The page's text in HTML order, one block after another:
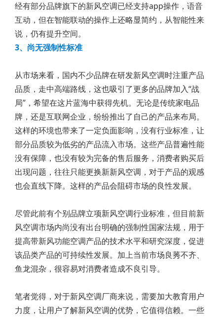
经有部分品牌旗下的新风空调已经支持app操作，语音
互动，但在智能联动的操作上还略显简约，从智能性来
说，仍有提升空间。
3、尚无强制性标准
从市场来看，国内不少品牌在研发新风空调时注重产品
品质，走中高端路线，这也吸引了更多的品牌加入“战
局”，希望在这片蓝海中获得先机。无论是传统家电品
牌，还是互联网企业，纷纷推出了自己的产品来布局。
这样的环境也带来了一定负面影响，没有行业标准，让
部分品质较为低劣的产品流入市场。这些产品普遍性能
没有保障，也没有较为完备的售后服务，消费者购买后
出现问题，往往只能更换新新风空调，对于产品的观感
也会直线下降。这样的产品会阻碍市场的良性发展。
尽管此前有个别品牌立项新风空调行业标准，但目前新
风空调市场内尚没有出台明确的强制性国家法规，用于
提高带新风功能空调产品的技术水平和研究深度，促进
该品类产品的可持续性发展。加上当前市场良莠不齐、
鱼龙混杂，很容易对消费者造成不良引导。
笔者觉得，对于新风空调厂商来说，需要加大教育用户
力度，让用户了解新风空调的优势，它值得信赖。一些